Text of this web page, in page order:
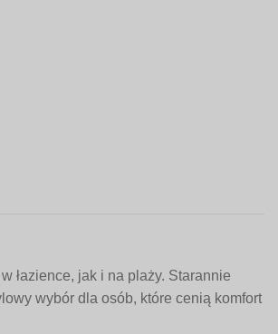
łazience, jak i na plaży. Starannie
wybór dla osób, które cenią komfort